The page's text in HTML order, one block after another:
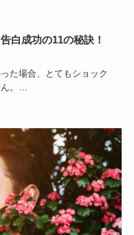
白成功の11の秘訣！
た場合、とてもショック
。